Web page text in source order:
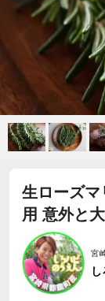
生ローズ
用 意外と
宮